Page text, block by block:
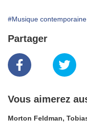
#Musique contemporaine
Partager
Vous aimerez
Morton Feldman,